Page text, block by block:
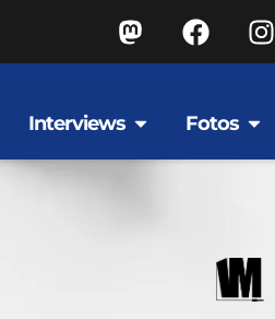
Interviews Fotos